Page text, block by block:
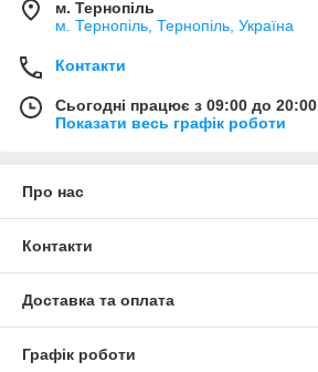
м. Тернопіль
м. Тернопіль, Тернопіль, Україна
Контакти
Сьогодні працює з 09:00 до 20:00
Показати весь графік роботи
Про нас
Контакти
Доставка та оплата
Графік роботи